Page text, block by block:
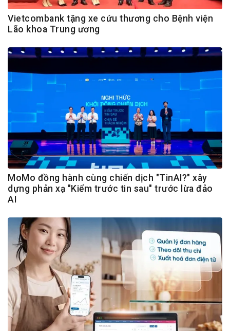
Vietcombank tặng xe cứu thương cho Bệnh viện
Lão khoa Trung ương
MoMo đồng hành cùng chiến dịch "TinAI?" xây
dựng phản xạ "Kiểm trước tin sau" trước lừa đảo
AI